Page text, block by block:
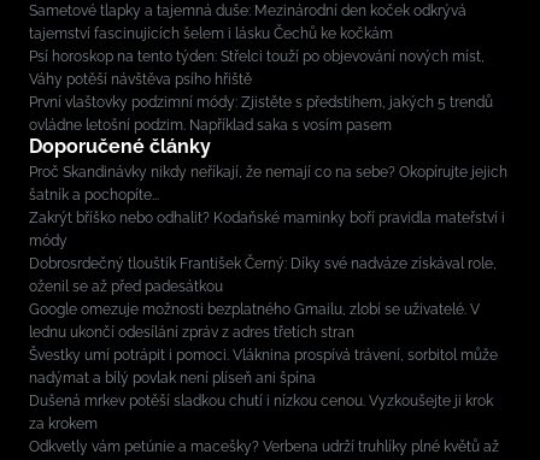
Sametové tlapky a tajemná duše: Mezinárodní den koček odkrývá
tajemství fascinujících šelem i lásku Čechů ke kočkám
Psí horoskop na tento týden: Střelci touží po objevování nových míst,
Váhy potěší návštěva psího hřiště
První vlaštovky podzimní módy: Zjistěte s předstihem, jakých 5 trendů
ovládne letošní podzim. Například saka s vosím pasem
Doporučené články
Proč Skandinávky nikdy neříkají, že nemají co na sebe? Okopírujte jejich
šatník a pochopíte...
Zakrýt bříško nebo odhalit? Kodaňské maminky boří pravidla mateřství i
módy
Dobrosrdečný tlouštík František Černý: Díky své nadváze získával role,
oženil se až před padesátkou
Google omezuje možnosti bezplatného Gmailu, zlobí se uživatelé. V
lednu ukončí odesílání zpráv z adres třetích stran
Švestky umí potrápit i pomoci. Vláknina prospívá trávení, sorbitol může
nadýmat a bílý povlak není plíseň ani špína
Dušená mrkev potěší sladkou chutí i nízkou cenou. Vyzkoušejte ji krok
za krokem
Odkvetly vám petúnie a macešky? Verbena udrží truhlíky plné květů až